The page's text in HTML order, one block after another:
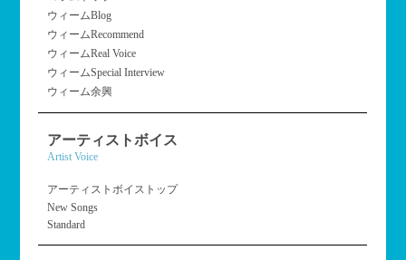
ウィームBlog
ウィームRecommend
ウィームReal Voice
ウィームSpecial Interview
ウィーム余興
アーティストボイス
Artist Voice
アーティストボイストップ
New Songs
Standard